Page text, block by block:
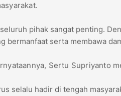
seluruh pihak sangat penting.
bermanfaat serta membawa
Sertu Supriyanto
selalu hadir di tengah